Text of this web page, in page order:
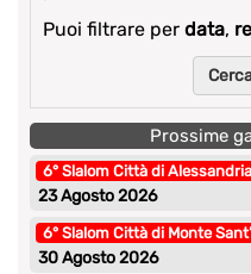
Puoi filtrare per data,
Prossime
6° Slalom Città di
23 Agosto 2026
6° Slalom Città di Monte
30 Agosto 2026